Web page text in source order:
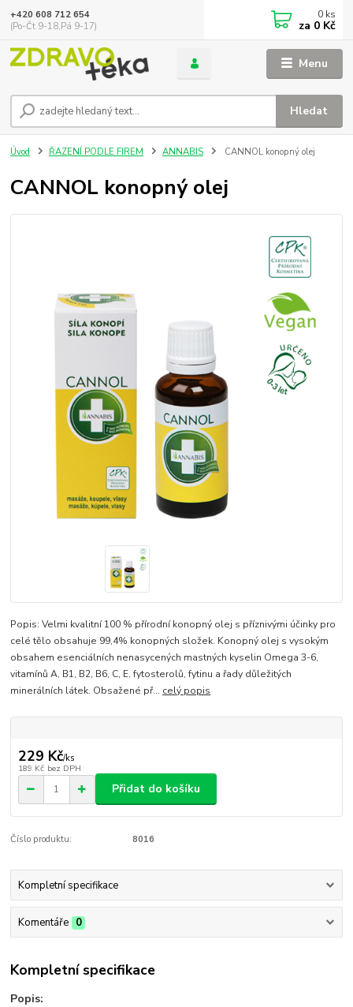
Menu
Hledat
+420 608 712 654
(Po-Čt 9-18,Pá 9-17)
0 ks
za 0 Kč
Úvod ŘAZENÍ PODLE FIREM ANNABIS CANNOL konopný olej
CANNOL konopný olej
Popis: Velmi kvalitní 100 % přírodní konopný olej s příznivými účinky pro
celé tělo obsahuje 99,4% konopných složek. Konopný olej s vysokým
obsahem esenciálních nenasycených mastných kyselin Omega 3-6,
vitamínů A, B1, B2, B6, C, E, fytosterolů, fytinu a řady důležitých
minerálních látek. Obsažené př... celý popis
229 Kč/ks
189 Kč bez DPH
Přidat do košíku
Číslo produktu: 8016
Kompletní specifikace
Komentáře 0
Kompletní specifikace
Popis: